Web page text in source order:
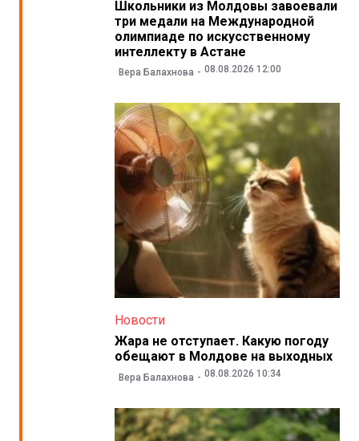
Школьники из Молдовы завоевали
три медали на Международной
олимпиаде по искусственному
интеллекту в Астане
Вера Балахнова 08.08.2026 12:00
Новости
Жара не отступает. Какую погоду
обещают в Молдове на выходных
Вера Балахнова 08.08.2026 10:34